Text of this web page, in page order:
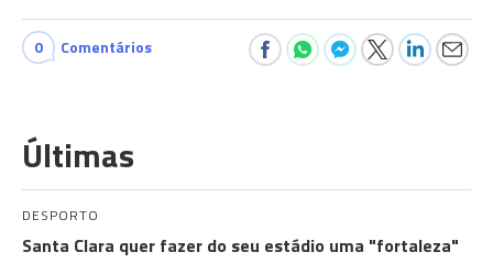
0 Comentários
Últimas
DESPORTO
Santa Clara quer fazer do seu estádio uma "fortaleza"